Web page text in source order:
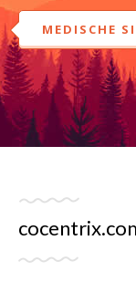
MEDISCHE